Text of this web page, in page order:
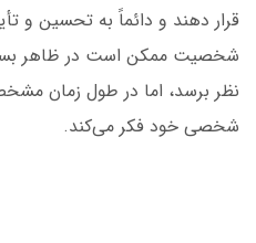
قرار دهند و دائماً به تحسین و
شخصیت ممکن است در ظاهر
نظر برسد، اما در طول زمان
شخصی خود فکر می‌کند.